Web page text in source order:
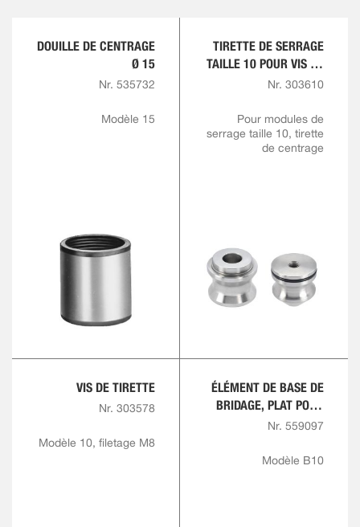
DOUILLE DE CENTRAGE
Ø 15
Nr. 535732
Modèle 15
TIRETTE DE SERRAGE
TAILLE 10 POUR VIS DE
TIRETTE M8
Nr. 303610
Pour modules de
serrage taille 10, tirette
de centrage
VIS DE TIRETTE
Nr. 303578
Modèle 10, filetage M8
ÉLÉMENT DE BASE DE
BRIDAGE, PLAT POUR
PLAQUE RAINURÉE EN
Nr. 559097
Modèle B10